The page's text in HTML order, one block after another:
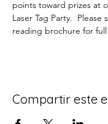
points toward prizes at
Laser Tag Party.
reading brochure for
Compartir este